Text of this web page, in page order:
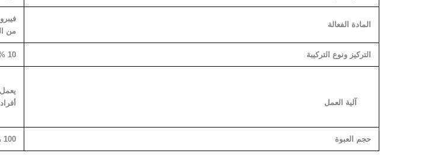
المادة الفعالة
من
التركيز ونوع التركيبة 10 %
آلية العمل
حجم العبوة 100 ملل .